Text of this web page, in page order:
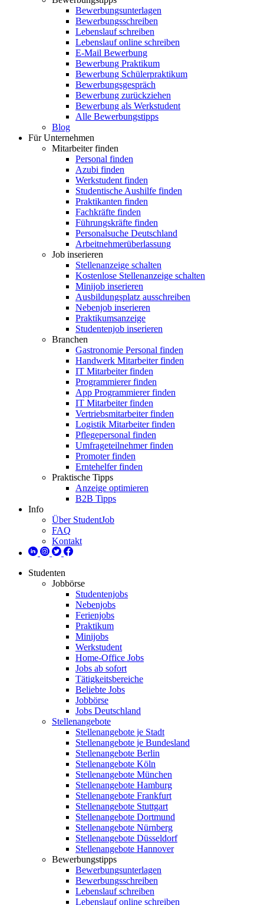
Bewerbungsunterlagen
Bewerbungsschreiben
Lebenslauf schreiben
Lebenslauf online schreiben
E-Mail Bewerbung
Bewerbung Praktikum
Bewerbung Schülerpraktikum
Bewerbungsgespräch
Bewerbung zurückziehen
Bewerbung als Werkstudent
Alle Bewerbungstipps
Blog
Für Unternehmen
Mitarbeiter finden
Personal finden
Azubi finden
Werkstudent finden
Studentische Aushilfe finden
Praktikanten finden
Fachkräfte finden
Führungskräfte finden
Personalsuche Deutschland
Arbeitnehmerüberlassung
Job inserieren
Stellenanzeige schalten
Kostenlose Stellenanzeige schalten
Minijob inserieren
Ausbildungsplatz ausschreiben
Nebenjob inserieren
Praktikumsanzeige
Studentenjob inserieren
Branchen
Gastronomie Personal finden
Handwerk Mitarbeiter finden
IT Mitarbeiter finden
Programmierer finden
App Programmierer finden
IT Mitarbeiter finden
Vertriebsmitarbeiter finden
Logistik Mitarbeiter finden
Pflegepersonal finden
Umfrageteilnehmer finden
Promoter finden
Erntehelfer finden
Praktische Tipps
Anzeige optimieren
B2B Tipps
Info
Über StudentJob
FAQ
Kontakt
Studenten
Jobbörse
Studentenjobs
Nebenjobs
Ferienjobs
Praktikum
Minijobs
Werkstudent
Home-Office Jobs
Jobs ab sofort
Tätigkeitsbereiche
Beliebte Jobs
Jobbörse
Jobs Deutschland
Stellenangebote
Stellenangebote je Stadt
Stellenangebote je Bundesland
Stellenangebote Berlin
Stellenangebote Köln
Stellenangebote München
Stellenangebote Hamburg
Stellenangebote Frankfurt
Stellenangebote Stuttgart
Stellenangebote Dortmund
Stellenangebote Nürnberg
Stellenangebote Düsseldorf
Stellenangebote Hannover
Bewerbungstipps
Bewerbungsunterlagen
Bewerbungsschreiben
Lebenslauf schreiben
Lebenslauf online schreiben